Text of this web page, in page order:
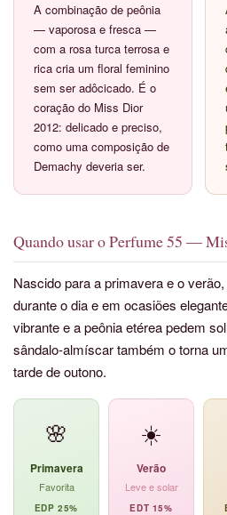
A combinação de peônia
— vaporosa e fresca —
com a rosa turca terrosa e
rica cria um floral feminino
sem ser adôcicado. É o
coração do Miss Dior
2012: delicado e preciso,
como uma composição de
Demachy deveria ser.
Quando usar o Perfume 55 —
Nascido para a primavera e o
durante o dia e em ocasiões
vibrante e a peônia etérea pedem
sândalo-almíscar também o torna
tarde de outono.
🌸
Primavera
Favorita
EDP 25%
☀️
Verão
Leve e solar
EDT 15%